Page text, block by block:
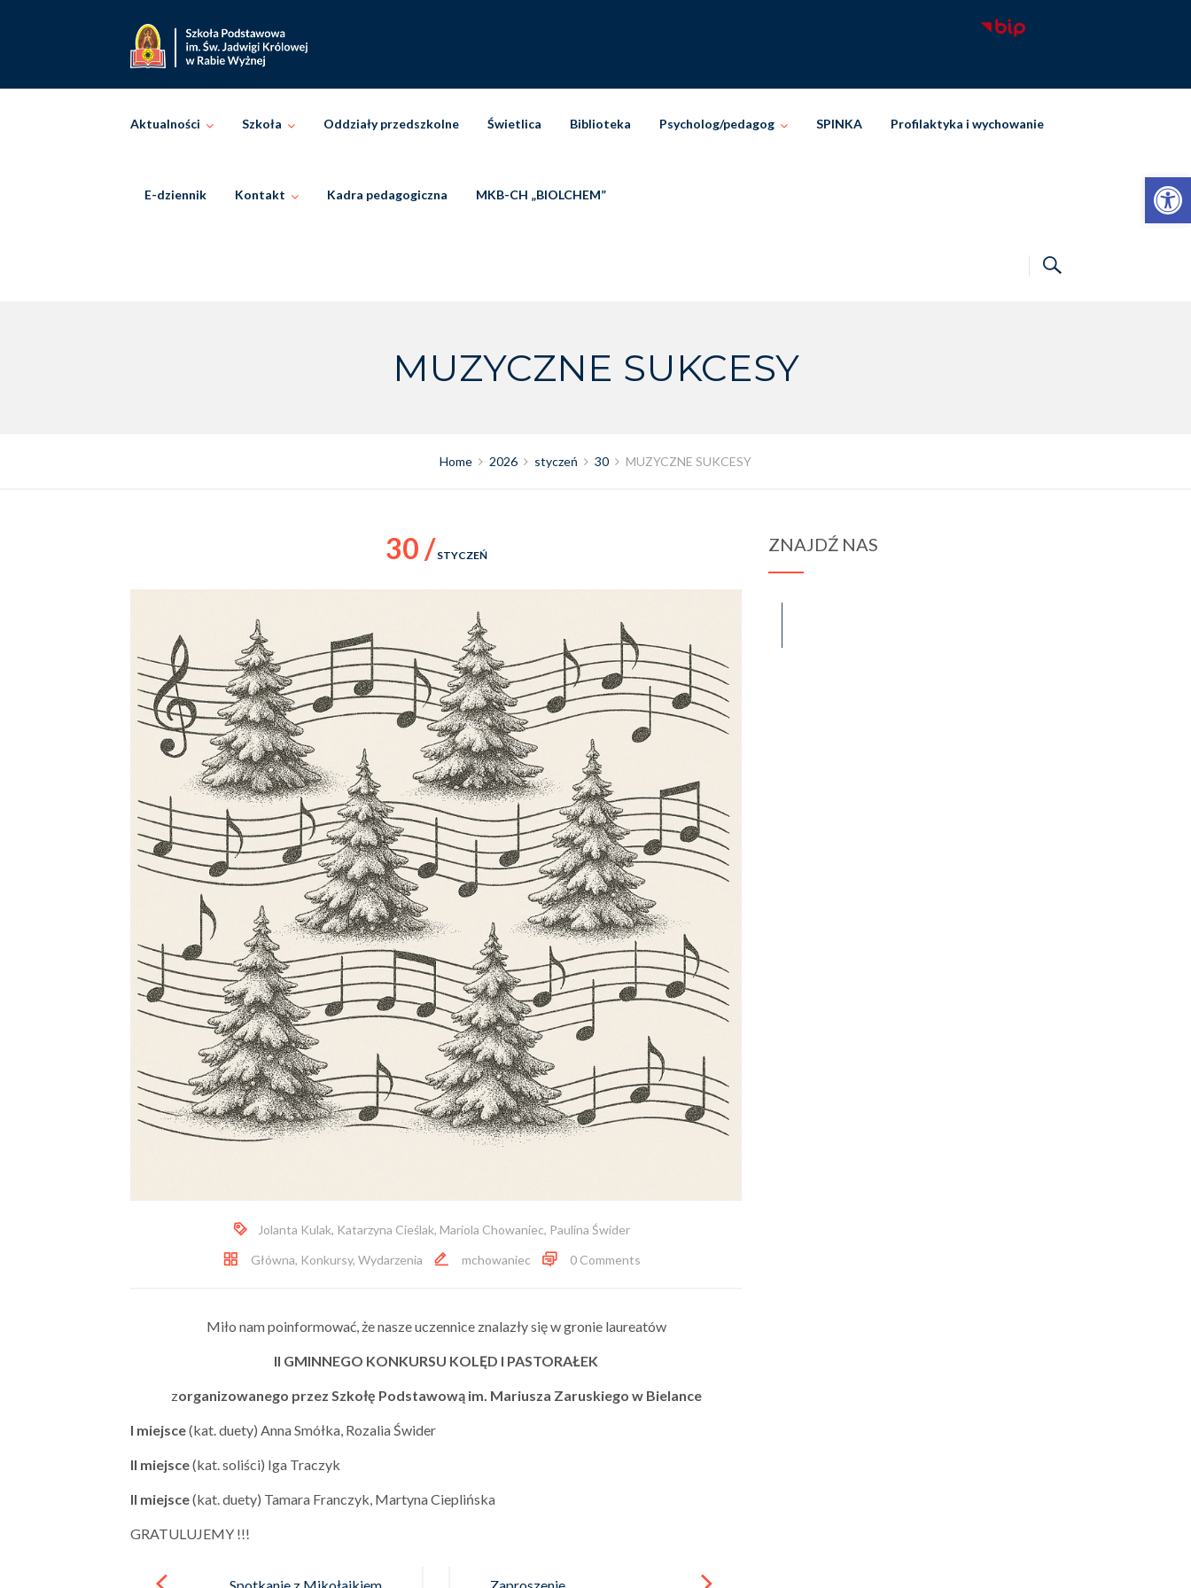
Otwórz pasek narzędzi
Aktualności Szkoła Oddziały przedszkolne Świetlica Biblioteka Psycholog/pedagog SPINKA Profilaktyka i wychowanie
E-dziennik Kontakt Kadra pedagogiczna MKB-CH „BIOLCHEM”
MUZYCZNE SUKCESY
Home 2026 styczeń 30 MUZYCZNE SUKCESY
30 / STYCZEŃ
Jolanta Kulak, Katarzyna Cieślak, Mariola Chowaniec, Paulina Świder
Główna, Konkursy, Wydarzenia mchowaniec 0 Comments
Miło nam poinformować, że nasze uczennice znalazły się w gronie laureatów
II GMINNEGO KONKURSU KOLĘD I PASTORAŁEK
zorganizowanego przez Szkołę Podstawową im. Mariusza Zaruskiego w Bielance
I miejsce(kat. duety) Anna Smółka, Rozalia Świder
II miejsce(kat. soliści) Iga Traczyk
II miejsce(kat. duety) Tamara Franczyk, Martyna Cieplińska
GRATULUJEMY !!!
navigation
ZNAJDŹ NAS